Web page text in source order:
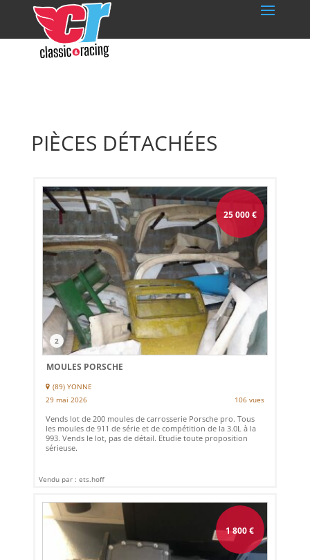
PIÈCES DÉTACHÉES
25 000€
2
MOULES PORSCHE
(89) YONNE
29 mai 2026
106 vues
Vends lot de 200 moules de carrosserie Porsche pro. Tous
les moules de 911 de série et de compétition de la 3.0L à la
993. Vends le lot, pas de détail. Etudie toute proposition
sérieuse.
Vendu par : ets.hoff
1 800€